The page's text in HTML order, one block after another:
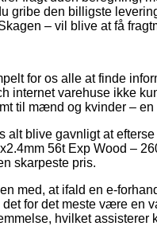
gribe den billigste
– vil blive at få
for os alle at finde
internet varehuse ikke
til mænd og kvinder –
alt blive gavnligt at
56t Exp Wood –
skarpeste pris.
med, at ifald en e-
for det meste være en
hvilket assisterer